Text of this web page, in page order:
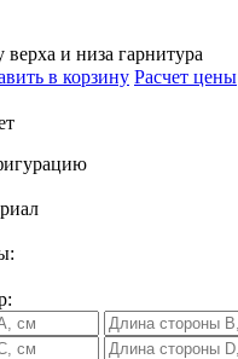
верха и низа гарнитура
в корзину Расчет цены